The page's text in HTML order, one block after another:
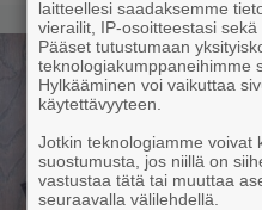
laitteellesi saadaksemme
vierailit, IP-osoitteestasi sekä
Pääset tutustumaan
teknologiakumppaneihimme
Hylkääminen voi vaikuttaa
käytettävyyteen.
Jotkin teknologiamme voivat
suostumusta, jos niillä on
vastustaa tätä tai muuttaa
seuraavalla välilehdellä.